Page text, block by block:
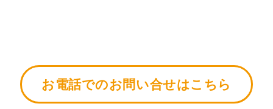
お電話でのお問い合せはこちら